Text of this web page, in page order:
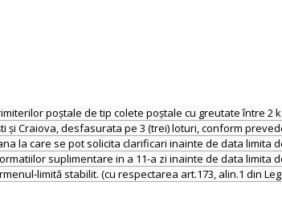
poștale de tip colete poștale cu greutate între 2
și Craiova, desfasurata pe 3 (trei) loturi, conform
la care se pot solicita clarificari inainte de data
suplimentare in a 11-a zi inainte de data
limită stabilit. (cu respectarea art.173, alin.1 din